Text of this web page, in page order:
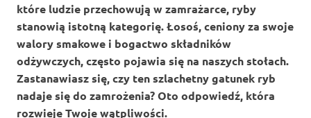
które ludzie przechowują w zamrażarce, ryby
stanowią istotną kategorię. Łosoś, ceniony za swoje
walory smakowe i bogactwo składników
odżywczych, często pojawia się na naszych stołach.
Zastanawiasz się, czy ten szlachetny gatunek ryb
nadaje się do zamrożenia? Oto odpowiedź, która
rozwieje Twoje wątpliwości.